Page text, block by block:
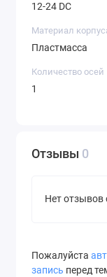
12-24 DC
Материал
Пластмасса
Количество осей
1
Отзывы 0
Нет отзывов
Пожалуйста
запись перед